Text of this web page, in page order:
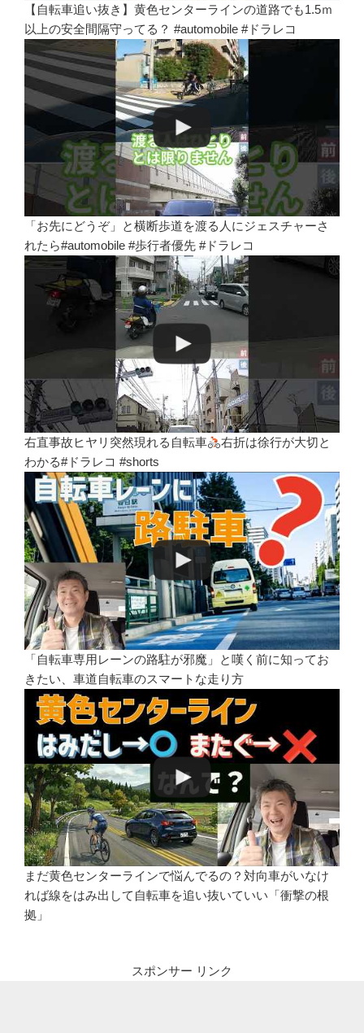
【自転車追い抜き】黄色センターラインの道路でも1.5ｍ
以上の安全間隔守ってる？ #automobile #ドラレコ
「お先にどうぞ」と横断歩道を渡る人にジェスチャーさ
れたら#automobile #歩行者優先 #ドラレコ
右直事故ヒヤリ突然現れる自転車
右折は徐行が大切と
わかる#ドラレコ #shorts
「自転車専用レーンの路駐が邪魔」と嘆く前に知ってお
きたい、車道自転車のスマートな走り方
まだ黄色センターラインで悩んでるの？対向車がいなけ
れば線をはみ出して自転車を追い抜いていい「衝撃の根
拠」
スポンサー リンク